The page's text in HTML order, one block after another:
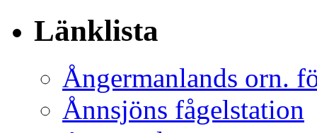
Länklista
Ångermanlands orn.
Ånnsjöns fågelstation